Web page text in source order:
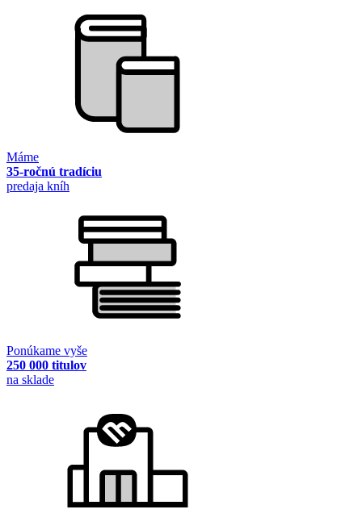
Máme
35-ročnú tradíciu
predaja kníh
Ponúkame vyše
250 000 titulov
na sklade